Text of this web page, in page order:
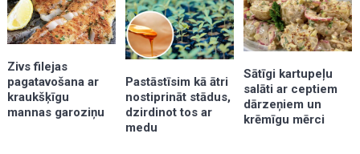
Zivs filejas
pagatavošana ar
kraukšķīgu
mannas garoziņu
Pastāstīsim kā ātri
nostiprināt stādus,
dzirdinot tos ar
medu
Sātīgi kartupeļu
salāti ar ceptiem
dārzeņiem un
krēmīgu mērci